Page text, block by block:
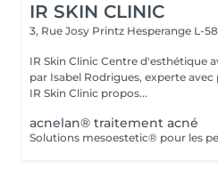
IR SKIN CLINIC
3, Rue Josy Printz Hesperange L-
IR Skin Clinic Centre d'esthétique avancée & intégrative Fondé
par Isabel Rodrigues, experte avec
IR Skin Clinic propos...
acnelan® traitement acné